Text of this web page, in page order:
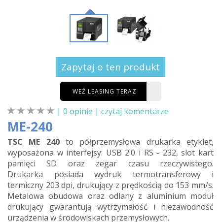
Zapytaj o ten produkt
WEŹ LEASING TERAZ
| 0 opinie | czytaj komentarze
ME-240
TSC ME 240to półprzemysłowa drukarka etykiet,
wyposażona w interfejsy: USB 2.0 i RS - 232, slot kart
pamięci SD oraz zegar czasu rzeczywistego.
Drukarka posiada wydruk termotransferowy i
termiczny 203 dpi, drukujący z prędkością do 153 mm/s.
Metalowa obudowa oraz odlany z aluminium moduł
drukujący gwarantują wytrzymałość i niezawodność
urządzenia w środowiskach przemysłowych.